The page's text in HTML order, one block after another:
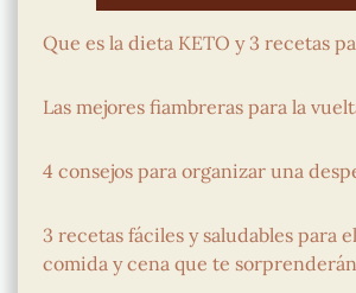
Que es la dieta KETO y 3 recetas
Las mejores fiambreras para la
4 consejos para organizar una
3 recetas fáciles y saludables para
comida y cena que te sorprenderán